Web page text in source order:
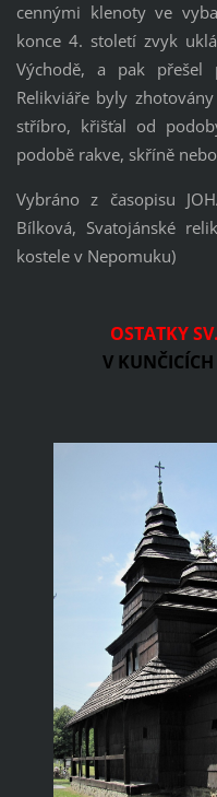
cennými klenoty ve
konce 4. století zvyk
Východě, a pak přešel
Relikviáře byly
stříbro, křišťal od
podobě rakve, skříně
Vybráno z časopisu
Bílková, Svatojánské
kostele v Nepomuku)
OSTATKY
V